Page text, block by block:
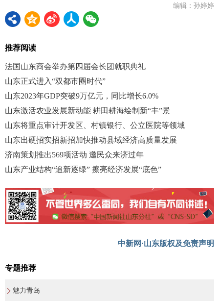
编辑：孙婷婷
推荐阅读
法国山东商会举办第四届会长团就职典礼
山东正式进入“双都市圈时代”
山东2023年GDP突破9万亿元，同比增长6.0%
山东激活农业发展新动能 耕田耕海绘制新“丰”景
山东将重点审计开发区、村镇银行、公立医院等领域
山东出硬招实招新招加快推动县域经济高质量发展
济南策划推出569项活动 邀民众来济过年
山东产业结构“追新逐绿” 擦亮经济发展“底色”
中新网·山东版权及免责声明
专题推荐
魅力青岛